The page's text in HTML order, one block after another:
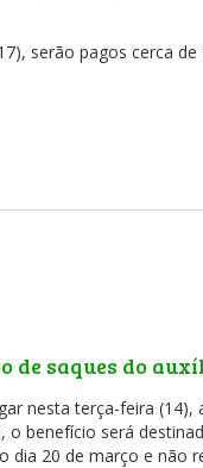
serão pagos cerca
saques do
nesta terça-feira (14),
o benefício será
dia 20 de março e não